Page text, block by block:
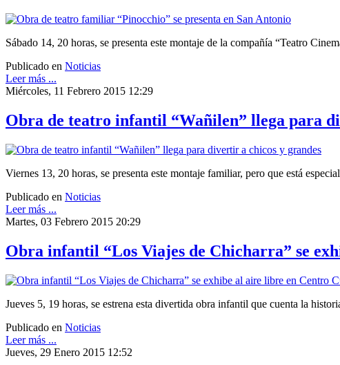
Sábado 14, 20 horas, se presenta este montaje de la compañía “Teatro
Publicado en Noticias
Leer más ...
Miércoles, 11 Febrero 2015 12:29
Obra de teatro infantil “Wañilen” llega para
Viernes 13, 20 horas, se presenta este montaje familiar, pero que está
Publicado en Noticias
Leer más ...
Martes, 03 Febrero 2015 20:29
Obra infantil “Los Viajes de Chicharra” se
Jueves 5, 19 horas, se estrena esta divertida obra infantil que cuenta la
Publicado en Noticias
Leer más ...
Jueves, 29 Enero 2015 12:52